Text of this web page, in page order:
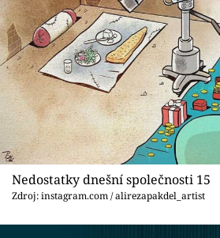
Nedostatky dnešní společnosti 15
Zdroj: instagram.com / alirezapakdel_artist